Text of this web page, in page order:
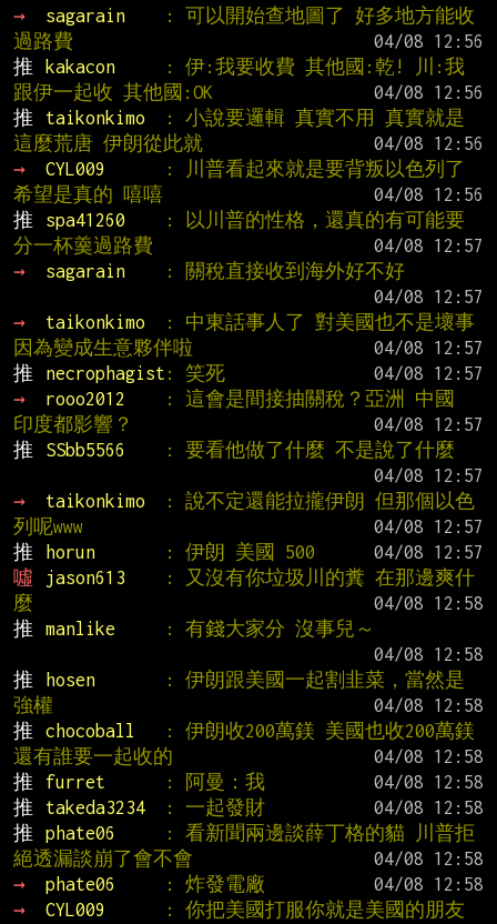
→
sagarain
: 可以開始查地圖了 好多地方能收
過路費
推
kakacon
: 伊:我要收費 其他國:乾! 川:我
跟伊一起收 其他國:OK
推
taikonkimo
: 小說要邏輯 真實不用 真實就是
這麼荒唐 伊朗從此就
→
CYL009
: 川普看起來就是要背叛以色列了
希望是真的 嘻嘻
推
spa41260
: 以川普的性格，還真的有可能要
分一杯羹過路費
→
sagarain
: 關稅直接收到海外好不好
→
taikonkimo
: 中東話事人了 對美國也不是壞事
因為變成生意夥伴啦
推
necrophagist : 笑死
→
rooo2012
: 這會是間接抽關稅？亞洲 中國
印度都影響？
推
SSbb5566
: 要看他做了什麼 不是說了什麼
→
taikonkimo
: 說不定還能拉攏伊朗 但那個以色
列呢www
推
horun : 伊朗 美國 500
噓
jason613
: 又沒有你垃圾川的糞 在那邊爽什
麼
推
manlike
: 有錢大家分 沒事兒～
推
hosen
: 伊朗跟美國一起割韭菜，當然是
強權
推
chocoball
: 伊朗收200萬鎂 美國也收200萬鎂
還有誰要一起收的
推
furret : 阿曼：我
推
takeda3234 : 一起發財
推
phate06
: 看新聞兩邊談薛丁格的貓 川普拒
絕透漏談崩了會不會
→
phate06 : 炸發電廠
→
CYL009
: 你把美國打服你就是美國的朋友